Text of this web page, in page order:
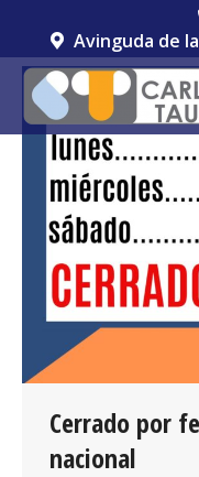
Avinguda de
Cerrado por
nacional